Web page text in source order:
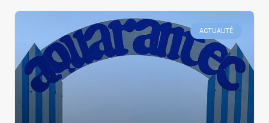
ACTUALITÉ